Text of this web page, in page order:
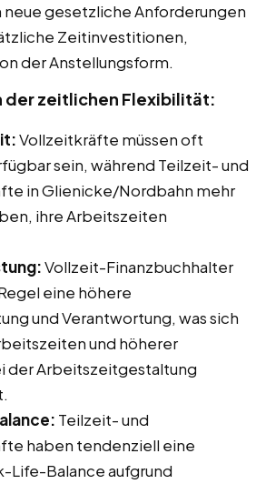
neue gesetzliche Anforderungen
Zeitinvestitionen,
der Anstellungsform.
der zeitlichen Flexibilität:
Vollzeitkräfte müssen oft
sein, während Teilzeit- und
in Glienicke/Nordbahn mehr
ihre Arbeitszeiten
Vollzeit-Finanzbuchhalter
eine höhere
und Verantwortung, was sich
und höherer
der Arbeitszeitgestaltung
Teilzeit- und
haben tendenziell eine
Life-Balance aufgrund